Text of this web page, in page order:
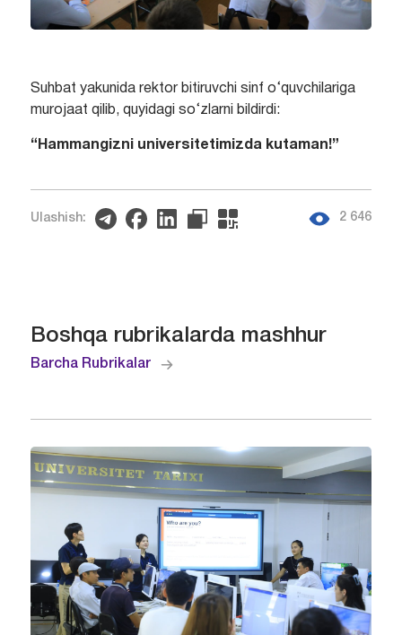
Suhbat yakunida rektor bitiruvchi sinf o‘quvchilariga
murojaat qilib, quyidagi so‘zlarni bildirdi:
“Hammangizni universitetimizda kutaman!”
Ulashish: 2 646
Boshqa rubrikalarda mashhur
Barcha Rubrikalar